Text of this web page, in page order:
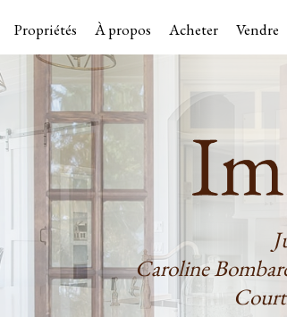
Propriétés À propos Acheter Vendre
Caroline